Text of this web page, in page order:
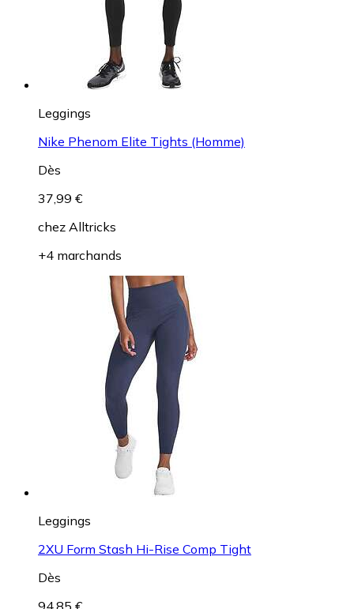
Leggings
Nike Phenom Elite Tights (Homme)
Dès
37,99 €
chez Alltricks
+4 marchands
Leggings
2XU Form Stash Hi-Rise Comp Tight
Dès
94,85 €